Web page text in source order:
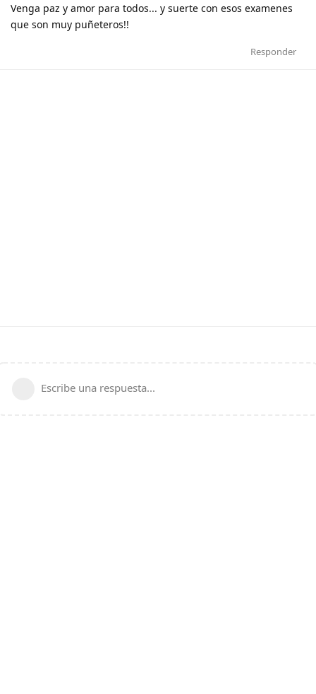
Venga paz y amor para todos... y suerte con esos examenes
que son muy puñeteros!!
Responder
Escribe una respuesta...